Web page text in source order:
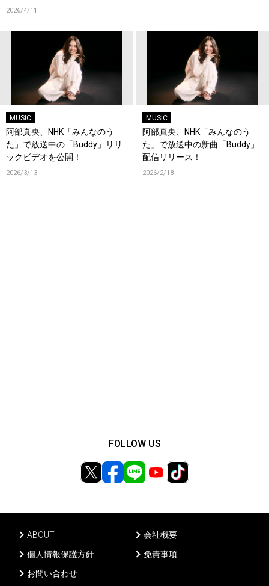
2026/4/11
MUSIC
阿部真央、NHK「みんなのう
た」で放送中の「Buddy」リリ
ックビデオを公開！
2026/3/13
MUSIC
阿部真央、NHK「みんなのう
た」で放送中の新曲「Buddy」
配信リリース！
2026/2/18
ABOUT
会社概要
個人情報保護方針
免責事項
お問い合わせ
FOLLOW US